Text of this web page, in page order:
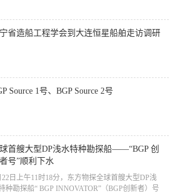
省造船工程学会到大连恒星船舶走访调研
Source 1号、BGP Source 2号
首艘大型DP浅水特种勘探船——“BGP 创
号”顺利下水
22日上午11时18分，东方物探全球首艘大型DP浅
种勘探船“ BGP INNOVATOR”（BGP创新者）号